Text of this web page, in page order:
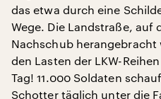
das etwa durch eine
Wege. Die Landstraße, auf
Nachschub
den Lasten der LKW-
Tag! 11.000 Soldaten
Schotter täglich unter die